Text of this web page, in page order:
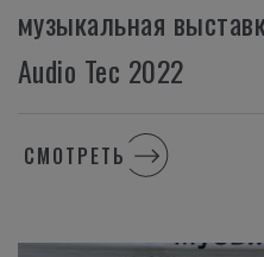
музыкальная
Audio Tec 2022
СМОТРЕТЬ